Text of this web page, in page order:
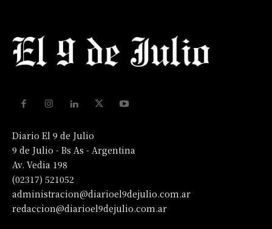
Diario El 9 de Julio
9 de Julio - Bs As - Argentina
Av. Vedia 198
(02317) 521052
administracion@diarioel9dejulio.com.ar
redaccion@diarioel9dejulio.com.ar